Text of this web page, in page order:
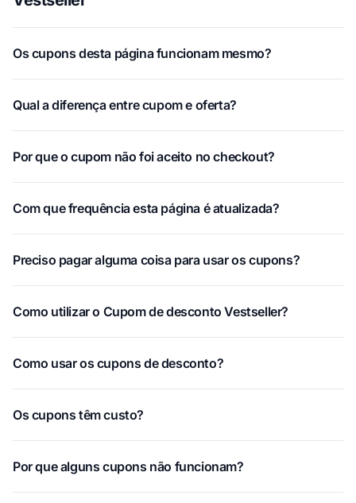
Os cupons desta página funcionam mesmo?
Qual a diferença entre cupom e oferta?
Por que o cupom não foi aceito no checkout?
Com que frequência esta página é atualizada?
Preciso pagar alguma coisa para usar os cupons?
Como utilizar o Cupom de desconto Vestseller?
Como usar os cupons de desconto?
Os cupons têm custo?
Por que alguns cupons não funcionam?